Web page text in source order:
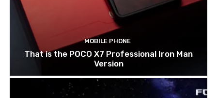
MOBILE PHONE
That is the POCO X7 Professional Iron Man
Version